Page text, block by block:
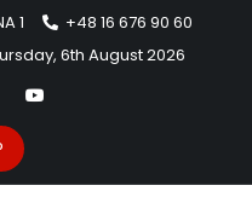
1
+48 16 676 90 60
6th August 2026